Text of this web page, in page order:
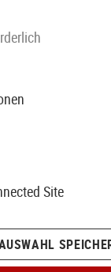
Site